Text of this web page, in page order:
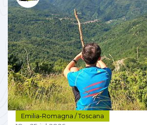
Emilia-Romagna / Toscana